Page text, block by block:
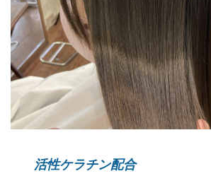
活性ケラチン配合